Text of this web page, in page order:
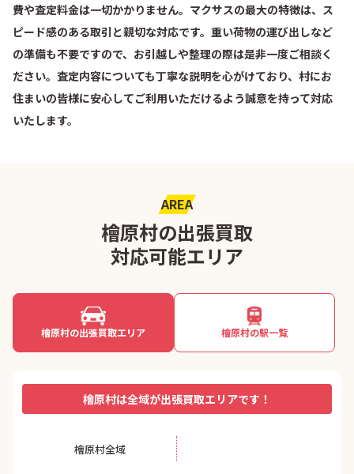
費や査定料金は一切かかりません。マクサスの最大の特徴は、ス
ピード感のある取引と親切な対応です。重い荷物の運び出しなど
の準備も不要ですので、お引越しや整理の際は是非一度ご相談く
ださい。査定内容についても丁寧な説明を心がけており、村にお
住まいの皆様に安心してご利用いただけるよう誠意を持って対応
いたします。
AREA
檜原村の出張買取
対応可能エリア
檜原村の出張買取エリア 檜原村の駅一覧
檜原村は全域が出張買取エリアです！
檜原村全域